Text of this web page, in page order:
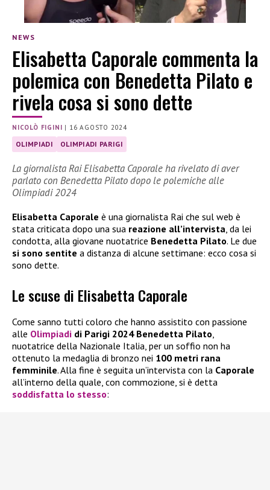
NEWS
Elisabetta Caporale commenta la
polemica con Benedetta Pilato e
rivela cosa si sono dette
NICOLÒ FIGINI | 16 AGOSTO 2024
OLIMPIADI OLIMPIADI PARIGI
La giornalista Rai Elisabetta Caporale ha rivelato di aver
parlato con Benedetta Pilato dopo le polemiche alle
Olimpiadi 2024
Elisabetta Caporale è una giornalista Rai che sul web è
stata criticata dopo una sua reazione all’intervista , da lei
condotta, alla giovane nuotatrice Benedetta Pilato. Le due
si sono sentite a distanza di alcune settimane: ecco cosa si
sono dette.
Le scuse di Elisabetta Caporale
Come sanno tutti coloro che hanno assistito con passione
alle Olimpiadi di Parigi 2024 Benedetta Pilato
nuotatrice della Nazionale Italia, per un soffio non ha
ottenuto la medaglia di bronzo nei 100 metri rana
femminile. Alla fine è seguita un’intervista con la Caporale
all’interno della quale, con commozione, si è detta
soddisfatta lo stesso: